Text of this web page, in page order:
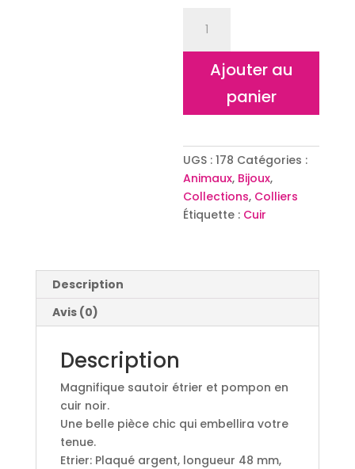
Sautoir
EtrierAjouter au
panier
UGS :178 Catégories :
Animaux, Bijoux,
Collections, Colliers
Étiquette : Cuir
Description
Avis (0)
Description
Magnifique sautoir étrier et pompon en
cuir noir.
Une belle pièce chic qui embellira votre
tenue.
Etrier: Plaqué argent, longueur 48 mm,